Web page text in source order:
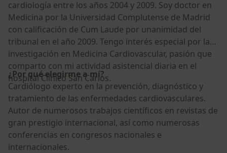
cardiología entre los años 2004 y 2009. Soy doctor en
Medicina por la Universidad Complutense de Madrid
con calificación de Cum Laude por unanimidad del
tribunal en el año 2009. Tengo interés especial por la
investigación en Medicina Cardiovascular, pasión que
comparto con mi actividad asistencial diaria en el
hospital Clínico San Carlos.
¿Por qué elegirme a mí?
Cardiólogo experto en la prevención, diagnóstico y
tratamiento de las enfermedades cardiovasculares.
Autor de numerosos trabajos científicos en revistas de
gran prestigio internacional, así como numerosas
conferencias en congresos nacionales e
internacionales.